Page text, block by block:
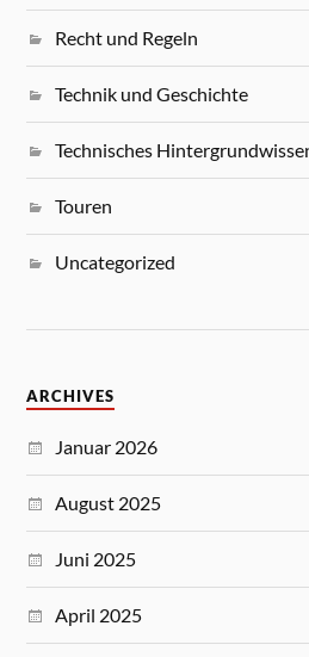
Recht und Regeln
Technik und Geschichte
Technisches
Touren
Uncategorized
ARCHIVES
Januar 2026
August 2025
Juni 2025
April 2025